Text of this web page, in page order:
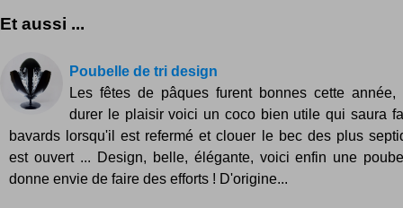
Et aussi ...
Poubelle de tri design
Les fêtes de pâques furent bonnes cette
durer le plaisir voici un coco bien utile qui saura
bavards lorsqu'il est refermé et clouer le bec des plus
est ouvert ... Design, belle, élégante, voici enfin une
donne envie de faire des efforts ! D'origine...